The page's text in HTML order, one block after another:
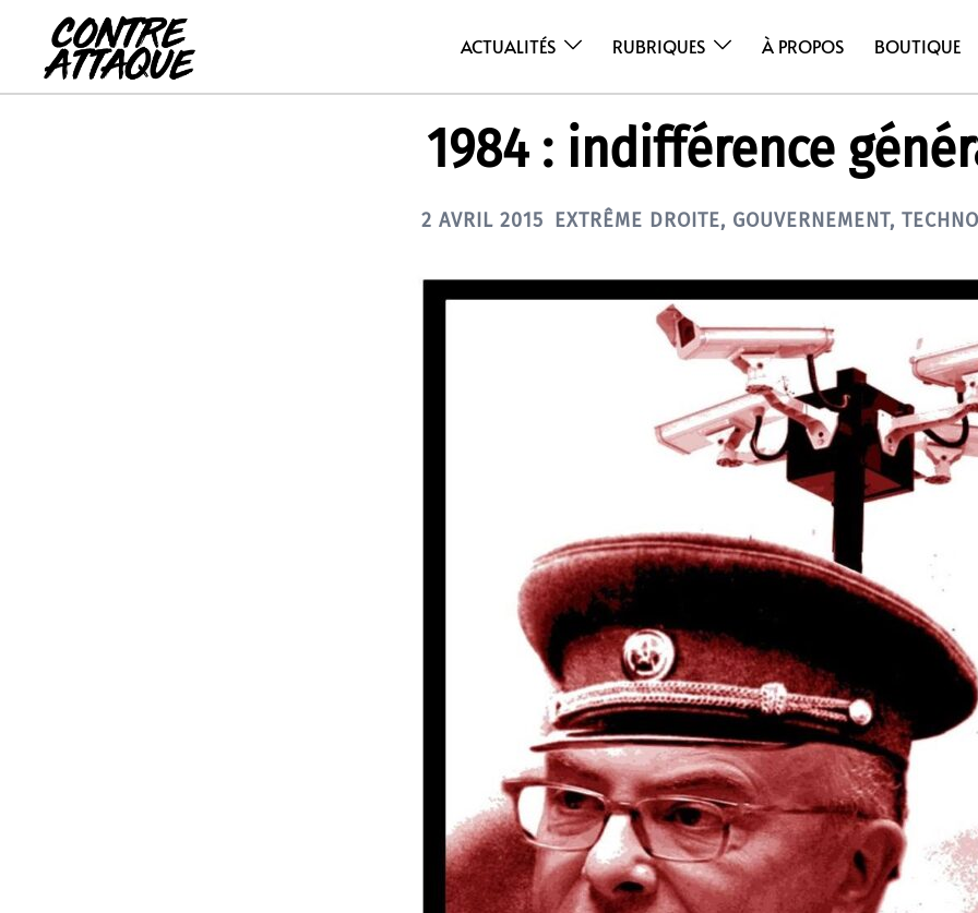
contenu
ACTUALITÉS RUBRIQUES À PROPOS BOUTIQUE
1984 : indifférence
2 AVRIL 2015 EXTRÊME DROITE, GOUVERNEMENT,